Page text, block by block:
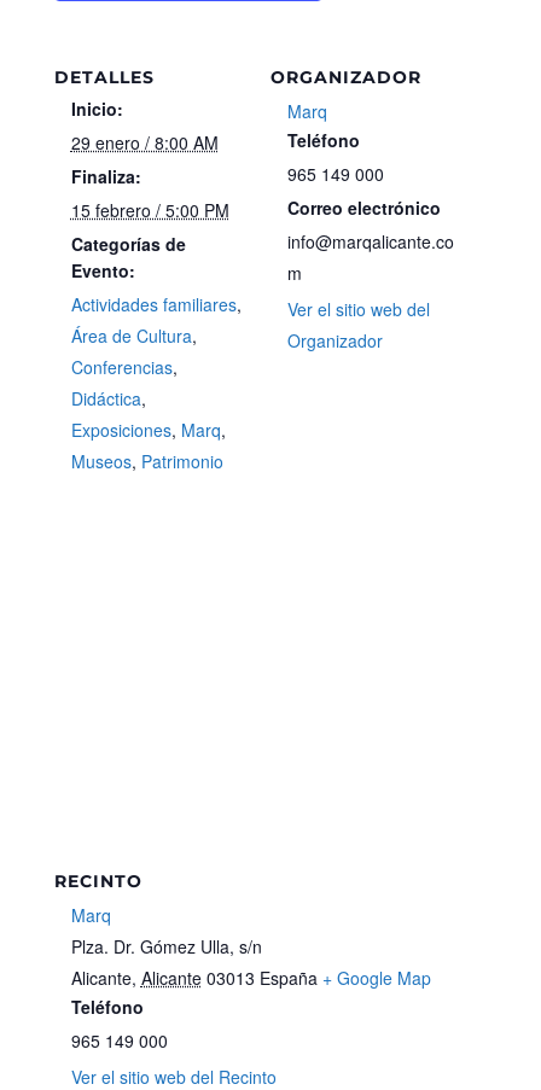
DETALLES
Inicio:
29 enero / 8:00 AM
Finaliza:
15 febrero / 5:00 PM
Categorías de
Evento:
Actividades familiares,
Área de Cultura,
Conferencias,
Didáctica,
Exposiciones, Marq,
Museos, Patrimonio
ORGANIZADOR
Marq
Teléfono
965 149 000
Correo electrónico
info@marqalicante.co
m
Ver el sitio web del
Organizador
RECINTO
Marq
Plza. Dr. Gómez Ulla, s/n
Alicante, Alicante 03013 España + Google Map
Teléfono
965 149 000
Ver el sitio web del Recinto